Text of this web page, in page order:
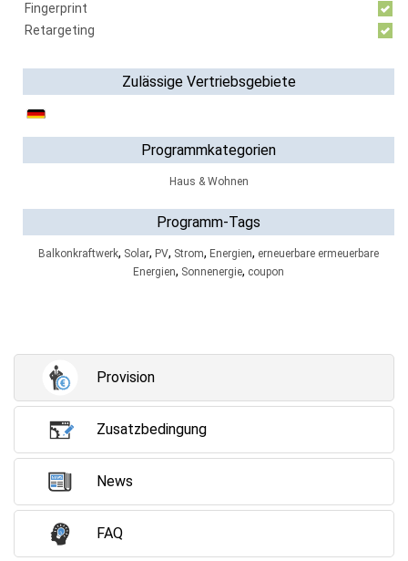
Fingerprint
Retargeting
Zulässige Vertriebsgebiete
Programmkategorien
Haus & Wohnen
Programm-Tags
Balkonkraftwerk, Solar, PV, Strom, Energien, erneuerbare ermeuerbare
Energien, Sonnenergie, coupon
Provision
Zusatzbedingung
News
FAQ